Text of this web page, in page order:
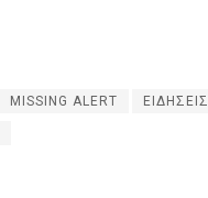
MISSING ALERT ΕΙΔΗΣΕΙΣ